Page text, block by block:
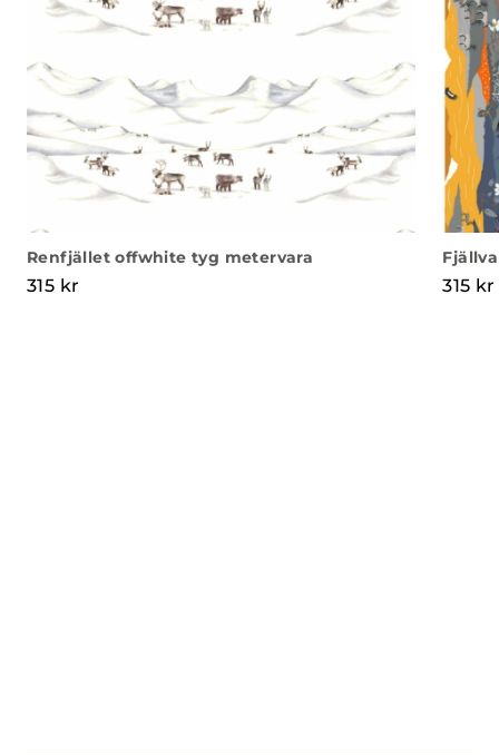
Renfjället offwhite tyg metervara
315 kr 315 kr